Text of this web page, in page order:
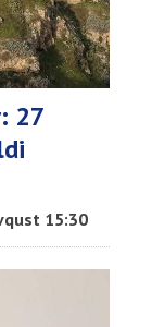
27
15:30